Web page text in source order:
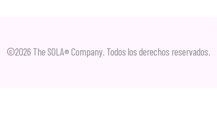
©2026 The SOLA® Company. Todos los derechos reservados.